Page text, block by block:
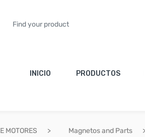
INICIO PRODUCTOS
MOTORES Magnetos and Parts